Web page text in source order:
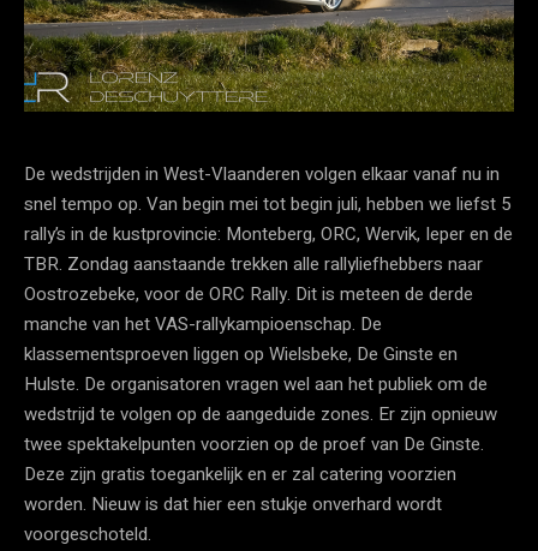
De wedstrijden in West-Vlaanderen volgen elkaar vanaf nu in
snel tempo op. Van begin mei tot begin juli, hebben we liefst 5
rally’s in de kustprovincie: Monteberg, ORC, Wervik, Ieper en de
TBR. Zondag aanstaande trekken alle rallyliefhebbers naar
Oostrozebeke, voor de ORC Rally. Dit is meteen de derde
manche van het VAS-rallykampioenschap. De
klassementsproeven liggen op Wielsbeke, De Ginste en
Hulste. De organisatoren vragen wel aan het publiek om de
wedstrijd te volgen op de aangeduide zones. Er zijn opnieuw
twee spektakelpunten voorzien op de proef van De Ginste.
Deze zijn gratis toegankelijk en er zal catering voorzien
worden. Nieuw is dat hier een stukje onverhard wordt
voorgeschoteld.